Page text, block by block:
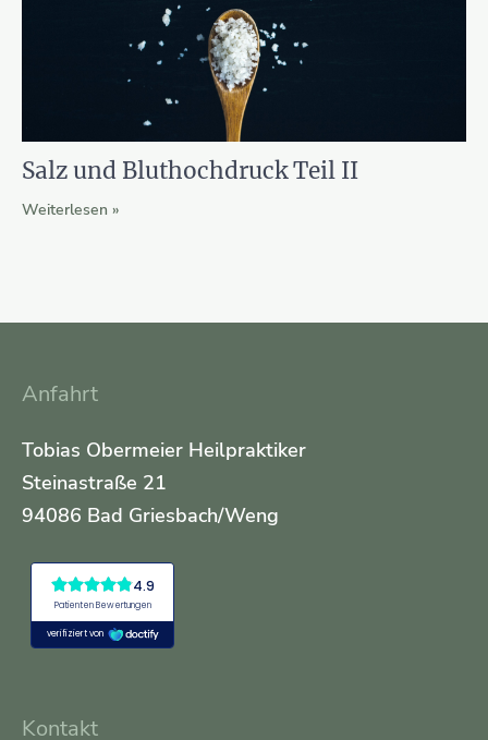
Salz und Bluthochdruck Teil II
Weiterlesen »
Anfahrt
Tobias Obermeier Heilpraktiker
Steinastraße 21
94086 Bad Griesbach/Weng
Kontakt